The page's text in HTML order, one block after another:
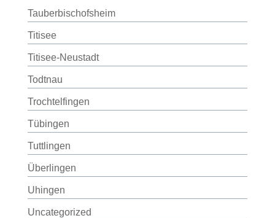
Tauberbischofsheim
Titisee
Titisee-Neustadt
Todtnau
Trochtelfingen
Tübingen
Tuttlingen
Überlingen
Uhingen
Uncategorized